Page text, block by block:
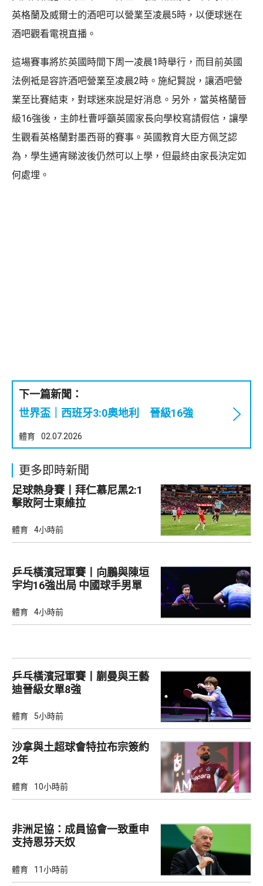
英格蘭及威爾士的酒吧可以營業至凌晨5時，以便球迷在
酒吧觀看電視直播。
這場賽事將於英國時間下周一凌晨1時舉行，而目前英國
法例袛是容許酒吧營業至凌晨2時。施紀賢說，讓酒吧營
業至比賽結束，對球迷來說是好消息。另外，當英格蘭晉
級16強後，主帥杜曹呼籲英國家長向學校寫請假信，讓學
生觀看英格蘭對墨西哥的賽事。英國教育大臣方佩芝認
為，學生通宵睇波後仍然可以上學，但最終由家長決定如
何處埋。
下一篇新聞：
世界盃｜西班牙3:0奧地利 晉級16強
體育 02.07.2026
更多即時新聞
足球熱身賽丨拜仁慕尼黑2:1
擊敗阿士東維拉
體育 4小時前
乒乓橫濱冠軍賽丨向鵬與陳垣
宇均16強出局 中國球手男單
體育 4小時前
乒乓橫濱冠軍賽丨蒯曼與王藝
迪晉級女單8強
體育 5小時前
沙拿與土超球會特拉布宗簽約
2年
體育 10小時前
非洲足協：成員協會一致重申
支持恩芬天奴
體育 11小時前